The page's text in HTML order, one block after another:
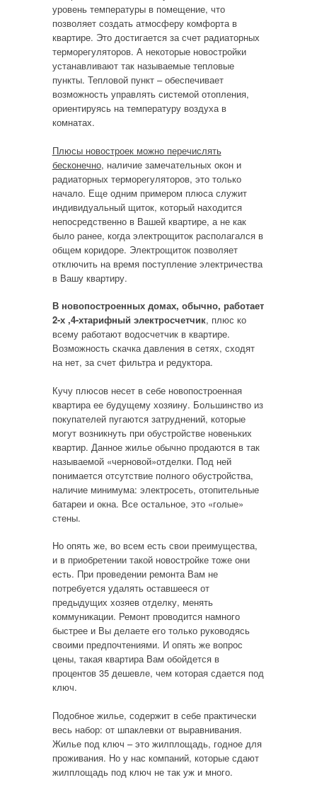
уровень температуры в помещение, что
позволяет создать атмосферу комфорта в
квартире. Это достигается за счет радиаторных
терморегуляторов. А некоторые новостройки
устанавливают так называемые тепловые
пункты. Тепловой пункт – обеспечивает
возможность управлять системой отопления,
ориентируясь на температуру воздуха в
комнатах.
Плюсы новостроек можно перечислять
бесконечно, наличие замечательных окон и
радиаторных терморегуляторов, это только
начало. Еще одним примером плюса служит
индивидуальный щиток, который находится
непосредственно в Вашей квартире, а не как
было ранее, когда электрощиток располагался в
общем коридоре. Электрощиток позволяет
отключить на время поступление электричества
в Вашу квартиру.
В новопостроенных домах, обычно, работает
2-х ,4-хтарифный электросчетчик, плюс ко
всему работают водосчетчик в квартире.
Возможность скачка давления в сетях, сходят
на нет, за счет фильтра и редуктора.
Кучу плюсов несет в себе новопостроенная
квартира ее будущему хозяину. Большинство из
покупателей пугаются затруднений, которые
могут возникнуть при обустройстве новеньких
квартир. Данное жилье обычно продаются в так
называемой «черновой»отделки. Под ней
понимается отсутствие полного обустройства,
наличие минимума: электросеть, отопительные
батареи и окна. Все остальное, это «голые»
стены.
Но опять же, во всем есть свои преимущества,
и в приобретении такой новостройке тоже они
есть. При проведении ремонта Вам не
потребуется удалять оставшееся от
предыдущих хозяев отделку, менять
коммуникации. Ремонт проводится намного
быстрее и Вы делаете его только руководясь
своими предпочтениями. И опять же вопрос
цены, такая квартира Вам обойдется в
процентов 35 дешевле, чем которая сдается под
ключ.
Подобное жилье, содержит в себе практически
весь набор: от шпаклевки от выравнивания.
Жилье под ключ – это жилплощадь, годное для
проживания. Но у нас компаний, которые сдают
жилплощадь под ключ не так уж и много.